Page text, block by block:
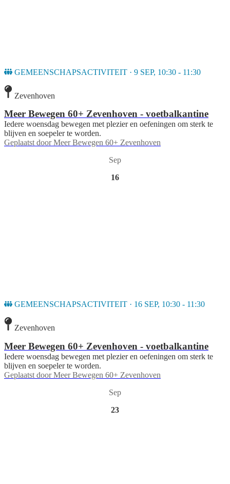
GEMEENSCHAPSACTIVITEIT · 9 SEP, 10:30 - 11:30
Zevenhoven
Meer Bewegen 60+ Zevenhoven - voetbalkantine
Iedere woensdag bewegen met plezier en oefeningen om sterk te
blijven en soepeler te worden.
Geplaatst door Meer Bewegen 60+ Zevenhoven
Sep
16
GEMEENSCHAPSACTIVITEIT · 16 SEP, 10:30 - 11:30
Zevenhoven
Meer Bewegen 60+ Zevenhoven - voetbalkantine
Iedere woensdag bewegen met plezier en oefeningen om sterk te
blijven en soepeler te worden.
Geplaatst door Meer Bewegen 60+ Zevenhoven
Sep
23